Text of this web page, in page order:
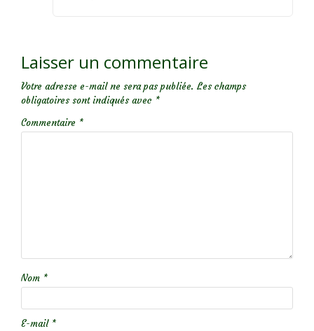
Laisser un commentaire
Votre adresse e-mail ne sera pas publiée. Les champs
obligatoires sont indiqués avec *
Commentaire *
Nom *
E-mail *